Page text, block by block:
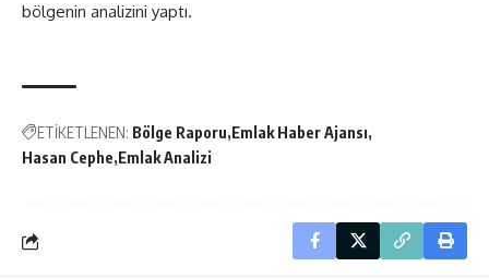
bölgenin analizini yaptı.
ETİKETLENEN: Bölge Raporu Emlak Haber Ajansı
Hasan Cephe Emlak Analizi